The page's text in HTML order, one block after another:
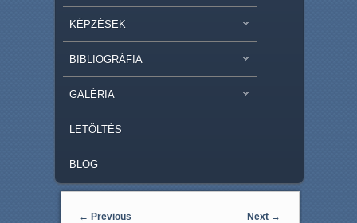
KÉPZÉSEK
BIBLIOGRÁFIA
GALÉRIA
LETÖLTÉS
BLOG
Post navigation
← Previous Next →